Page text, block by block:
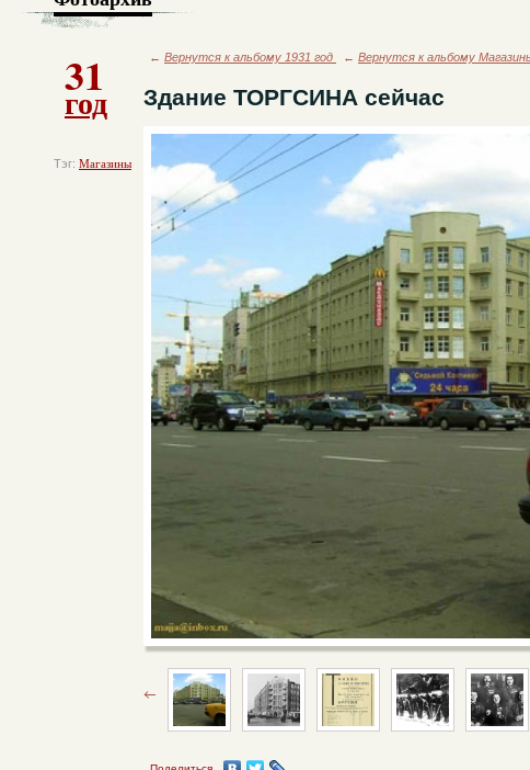
31
год
Тэг: Магазины
← Вернутся к альбому 1931 год ← Вернутся к альбому
Здание ТОРГСИНА сейчас